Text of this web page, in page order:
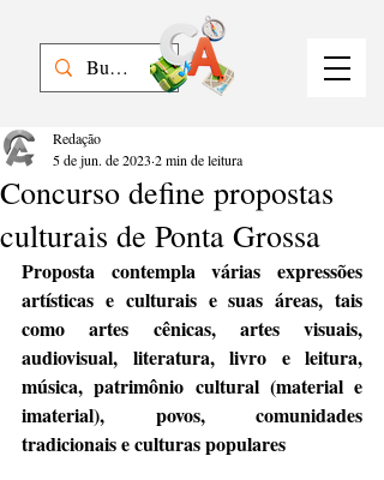
Concurso define propostas
culturais de Ponta Grossa
Redação
5 de jun. de 2023 2 min de leitura
Proposta contempla várias expressões
artísticas e culturais e suas áreas, tais
como artes cênicas, artes visuais,
audiovisual, literatura, livro e leitura,
música, patrimônio cultural (material e
imaterial), povos, comunidades
tradicionais e culturas populares